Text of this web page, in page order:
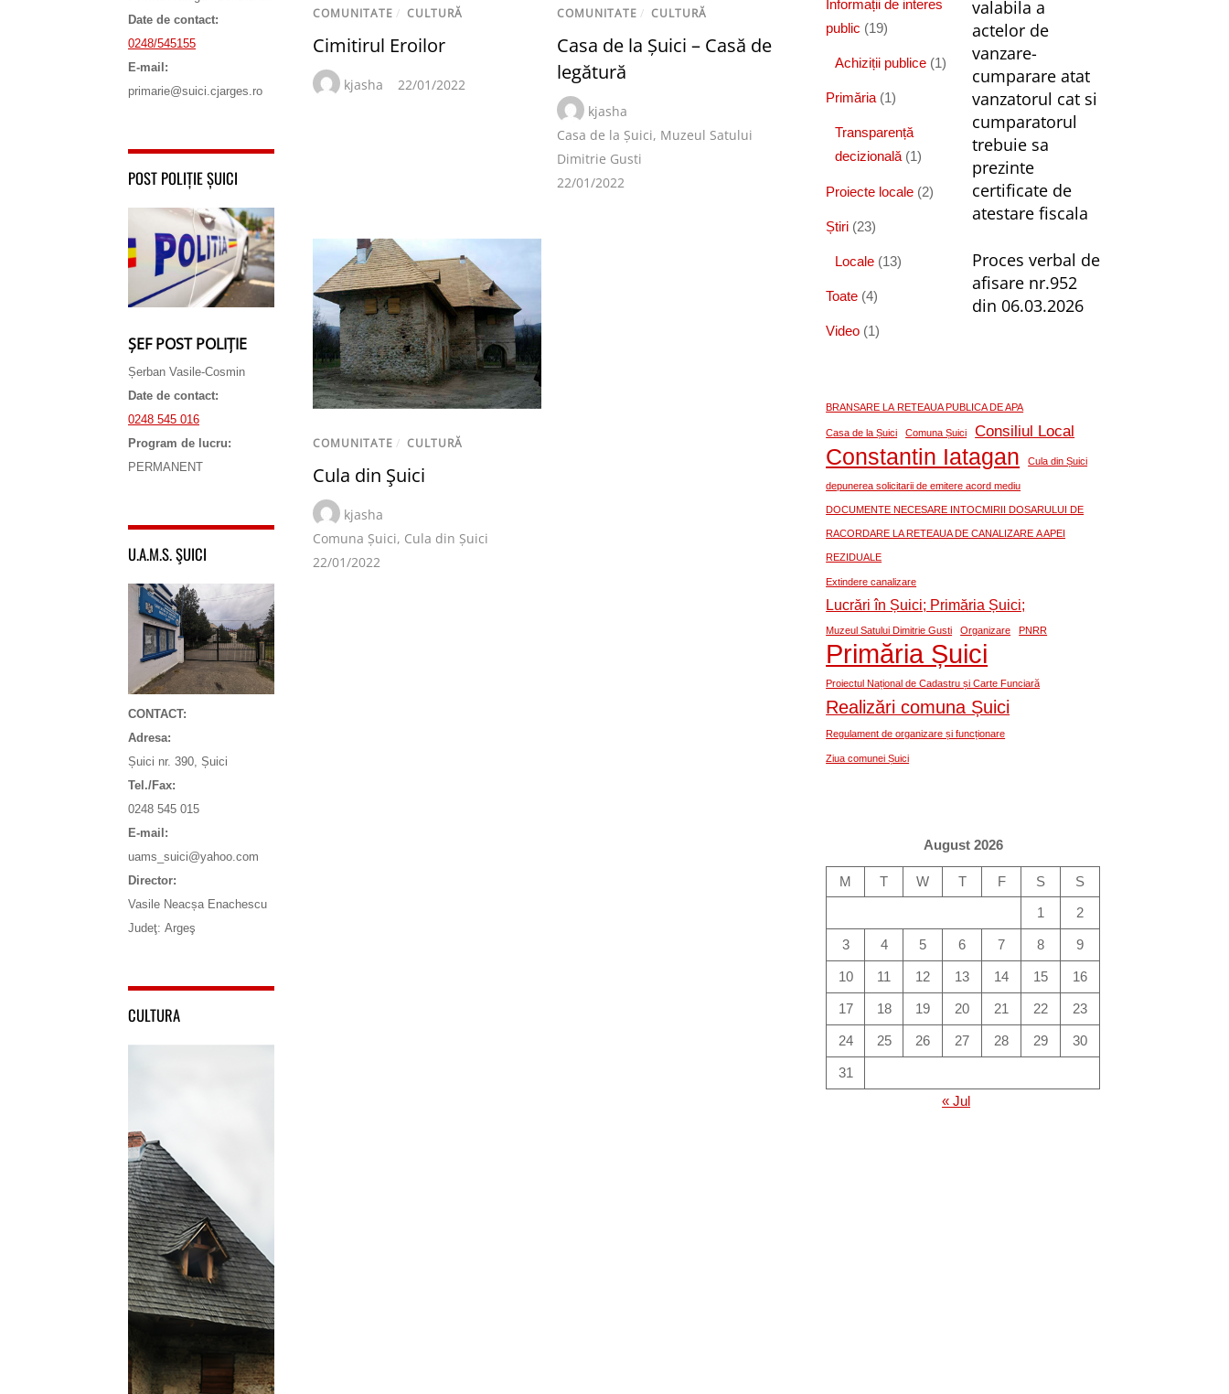
COMUNITATE / CULTURĂ
Cimitirul Eroilor
kjasha 22/01/2022
COMUNITATE / CULTURĂ
Casa de la Șuici – Casă de
legătură
kjasha
Casa de la Șuici, Muzeul Satului
Dimitrie Gusti
22/01/2022
COMUNITATE / CULTURĂ
Cula din Şuici
kjasha
Comuna Șuici, Cula din Șuici
22/01/2022
Date de contact:
0248/545155
E-mail:
primarie@suici.cjarges.ro
POST POLIȚIE ȘUICI
ȘEF POST POLIȚIE
Șerban Vasile-Cosmin
Date de contact:
0248 545 016
Program de lucru:
PERMANENT
U.A.M.S. ŞUICI
CONTACT:
Adresa:
Șuici nr. 390, Șuici
Tel./Fax:
0248 545 015
E-mail:
uams_suici@yahoo.com
Director:
Vasile Neacșa Enachescu
Judeţ: Argeş
CULTURA
Informații de interes
public (19)
Achiziții publice (1)
Primăria (1)
Transparență
decizională(1)
Proiecte locale (2)
Știri (23)
Locale (13)
Toate (4)
Video (1)
valabila a
actelor de
vanzare-
cumparare atat
vanzatorul cat si
cumparatorul
trebuie sa
prezinte
certificate de
atestare fiscala
Proces verbal de
afisare nr.952
din 06.03.2026
BRANSARE LA RETEAUA PUBLICA DE APA
Casa de la Șuici Comuna Șuici Consiliul Local
Constantin Iatagan Cula din Șuici
depunerea solicitarii de emitere acord mediu
DOCUMENTE NECESARE INTOCMIRII DOSARULUI DE
RACORDARE LA RETEAUA DE CANALIZARE A APEI
REZIDUALE
Extindere canalizare
Lucrări în Șuici; Primăria Șuici;
Muzeul Satului Dimitrie Gusti Organizare PNRR
Primăria Șuici
Proiectul Național de Cadastru și Carte Funciară
Realizări comuna Șuici
Regulament de organizare și funcționare
Ziua comunei Șuici
August 2026
M T W T F S
S
1
2
3 4 5 6 7 8 9
10 11 12 13 14 15 16
17 18 19 20 21 22 23
24 25 26 27 28 29 30
31
« Jul